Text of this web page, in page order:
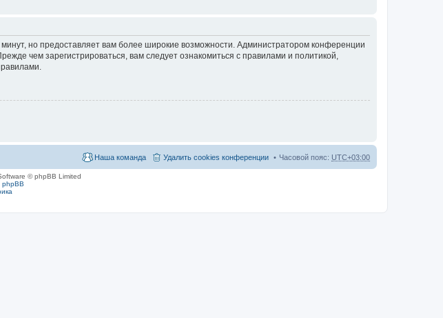
но предоставляет вам более широкие возможности. Администратором конференции
чем зарегистрироваться, вам следует ознакомиться с правилами и политикой,
Часовой пояс: UTC+03:00
Удалить cookies конференции
Наша команда
© phpBB Limited
phpBB